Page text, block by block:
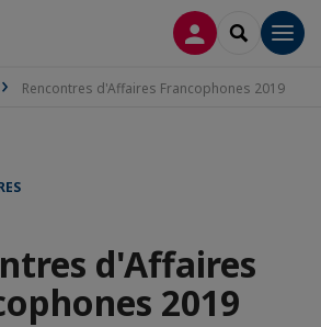
CONNEXION
Rencontres d'Affaires Francophones 2019
d'Affaires
2019